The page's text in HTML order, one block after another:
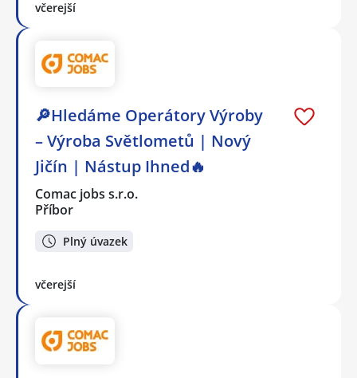
včerejší
🔎Hledáme Operátory Výroby
– Výroba Světlometů | Nový
Jičín | Nástup Ihned🔥
Comac jobs s.r.o.
Příbor
Plný úvazek
včerejší